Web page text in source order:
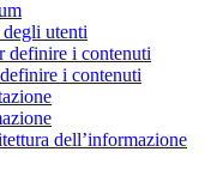
utenti
definire i contenuti
i contenuti
dell’informazione